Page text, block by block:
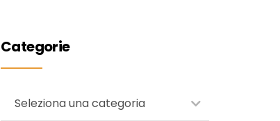
Categorie
Seleziona una categoria